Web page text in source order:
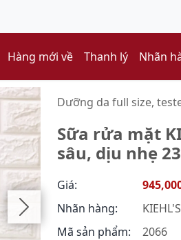
Hàng mới về Thanh lý Nhãn
Dưỡng da full size,
Sữa rửa mặt
sâu, dịu nhẹ
Giá:
Nhãn hàng:
KIEHL'S
Mã sản phẩm:
2066